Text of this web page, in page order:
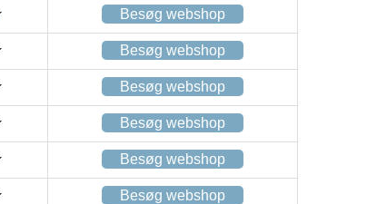
Besøg webshop
Besøg webshop
Besøg webshop
Besøg webshop
Besøg webshop
Besøg webshop